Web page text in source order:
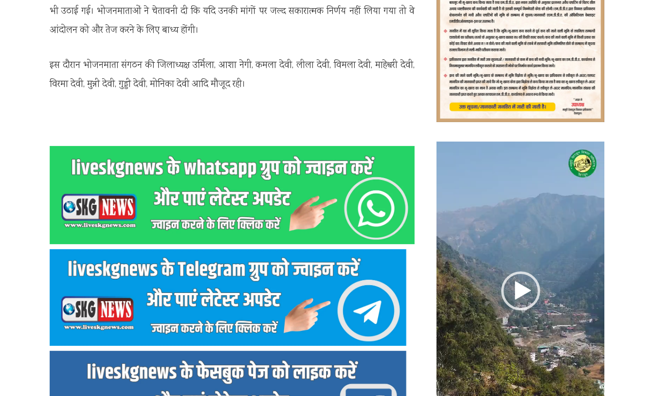
भी उठाई गई। भोजनमाताओं ने चेतावनी दी कि यदि उनकी मांगों पर जल्द सकारात्मक निर्णय नहीं लिया गया तो वे
आंदोलन को और तेज करने के लिए बाध्य होंगी।
इस दौरान भोजनमाता संगठन की जिलाध्यक्ष उर्मिला, आशा नेगी, कमला देवी, लीला देवी, विमला देवी, माहेश्वरी देवी,
विरमा देवी, मुन्नी देवी, गुड्डी देवी, मोनिका देवी आदि मौजूद रही।